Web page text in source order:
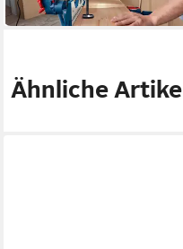
in 6-8 Werktagen bei dir
Ähnliche Artikel